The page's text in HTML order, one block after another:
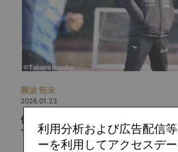
難波 拓未
2026.01.23
佐野航大、佐藤龍之介に続け！フ
マは選手の「成長力」
利用分析および広告配信
ーを利用してアクセスデ